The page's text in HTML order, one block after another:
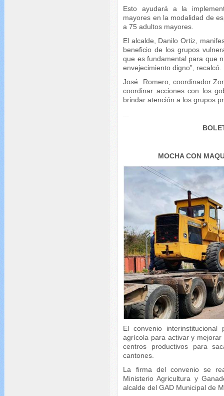
Esto ayudará a la
mayores en la modalidad de
a 75 adultos mayores.
El alcalde, Danilo Ortiz,
beneficio de los grupos
que es fundamental para que
envejecimiento digno”, recalcó.
José Romero, coordinador
coordinar acciones con los
brindar atención a los grupos
MOCHACON
El convenio
agrícola para activar y
centros productivos para
cantones.
La firma del convenio se
Ministerio Agricultura y
alcalde del GAD Municipal de